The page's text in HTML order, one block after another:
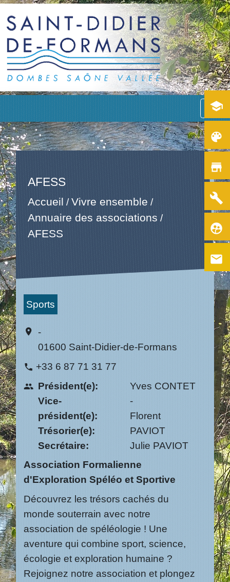
menu
AFESS
Accueil /Vivre ensemble /
Annuaire des associations/
AFESS
Sports
location_on
-
01600 Saint-Didier-de-Formans
phone +33 6 87 71 31 77
people Président(e):
Vice-
président(e):
Trésorier(e):
Secrétaire:
Yves CONTET
-
Florent
PAVIOT
Julie PAVIOT
Association Formalienne
d'Exploration Spéléo et Sportive
Découvrez les trésors cachés du
monde souterrain avec notre
association de spéléologie ! Une
aventure qui combine sport, science,
écologie et exploration humaine ?
Rejoignez notre association et plongez
school
color_lens
store
build
supervised_user_circle
email